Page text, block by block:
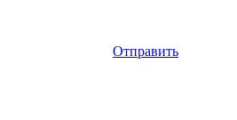
Отправить